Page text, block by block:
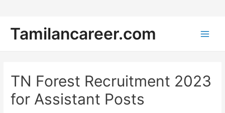
content
Tamilancareer.com
TN Forest Recruitment 2023
for Assistant Posts